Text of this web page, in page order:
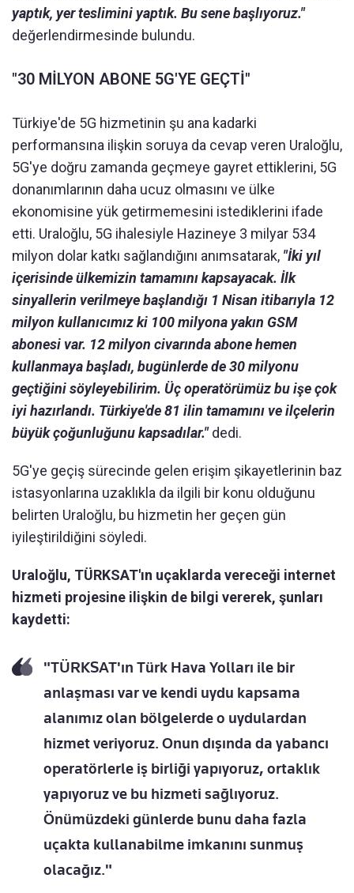
yaptık, yer teslimini yaptık. Bu sene başlıyoruz."
değerlendirmesinde bulundu.
"30 MİLYON ABONE 5G'YE GEÇTİ"
Türkiye'de 5G hizmetinin şu ana kadarki
performansına ilişkin soruya da cevap veren Uraloğlu,
5G'ye doğru zamanda geçmeye gayret ettiklerini, 5G
donanımlarının daha ucuz olmasını ve ülke
ekonomisine yük getirmemesini istediklerini ifade
etti. Uraloğlu, 5G ihalesiyle Hazineye 3 milyar 534
milyon dolar katkı sağlandığını anımsatarak, "İki yıl
içerisinde ülkemizin tamamını kapsayacak. İlk
sinyallerin verilmeye başlandığı 1 Nisan itibarıyla 12
milyon kullanıcımız ki 100 milyona yakın GSM
abonesi var. 12 milyon civarında abone hemen
kullanmaya başladı, bugünlerde de 30 milyonu
geçtiğini söyleyebilirim. Üç operatörümüz bu işe çok
iyi hazırlandı. Türkiye'de 81 ilin tamamını ve ilçelerin
büyük çoğunluğunu kapsadılar."dedi.
5G'ye geçiş sürecinde gelen erişim şikayetlerinin baz
istasyonlarına uzaklıkla da ilgili bir konu olduğunu
belirten Uraloğlu, bu hizmetin her geçen gün
iyileştirildiğini söyledi.
Uraloğlu, TÜRKSAT'ın uçaklarda vereceği internet
hizmeti projesine ilişkin de bilgi vererek, şunları
kaydetti:
"TÜRKSAT'ın Türk Hava Yolları ile bir
anlaşması var ve kendi uydu kapsama
alanımız olan bölgelerde o uydulardan
hizmet veriyoruz. Onun dışında da yabancı
operatörlerle iş birliği yapıyoruz, ortaklık
yapıyoruz ve bu hizmeti sağlıyoruz.
Önümüzdeki günlerde bunu daha fazla
uçakta kullanabilme imkanını sunmuş
olacağız."